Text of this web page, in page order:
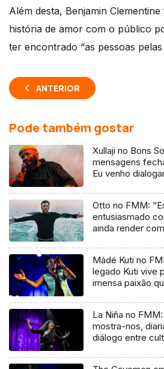
Além desta, Benjamin
história de amor com o público
ter encontrado “as pessoas
ANTERIOR
Pode também gostar
Xullaji no Bons
mensagens
Eu venho
Otto no FMM:
entusiasmado
ainda render
Mádé Kuti no
legado Kuti vive
imensa paixão
La Niña no
mostra-nos,
diálogo entre